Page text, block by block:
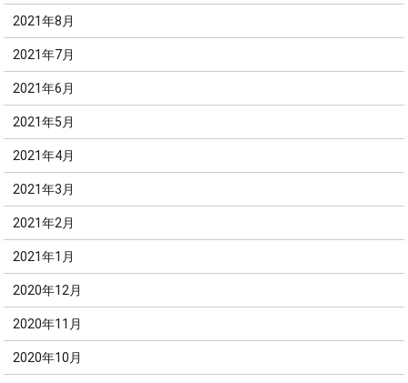
2021年8月
2021年7月
2021年6月
2021年5月
2021年4月
2021年3月
2021年2月
2021年1月
2020年12月
2020年11月
2020年10月